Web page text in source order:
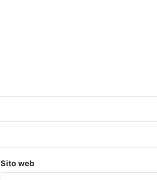
Sito web